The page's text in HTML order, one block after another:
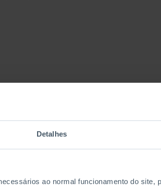
Detalhes
ao normal funcionamento do site,